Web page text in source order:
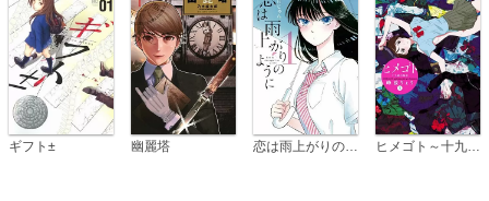
ギフト± 幽麗塔 ヒメゴト～十九歳の制服～